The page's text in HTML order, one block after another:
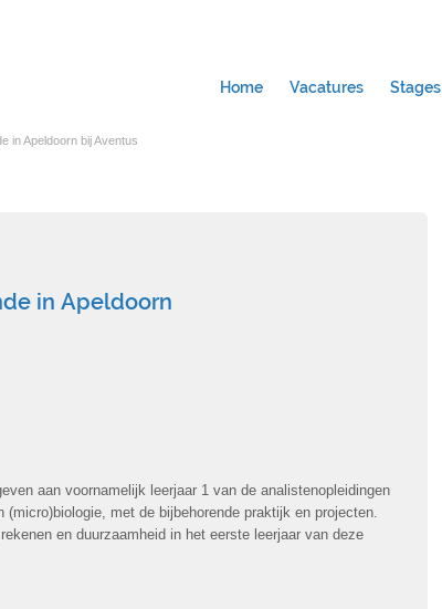
Home Vacatures Stages
in Apeldoorn bij Aventus
in Apeldoorn
aan voornamelijk leerjaar 1 van de analistenopleidingen
met de bijbehorende praktijk en projecten.
en duurzaamheid in het eerste leerjaar van deze